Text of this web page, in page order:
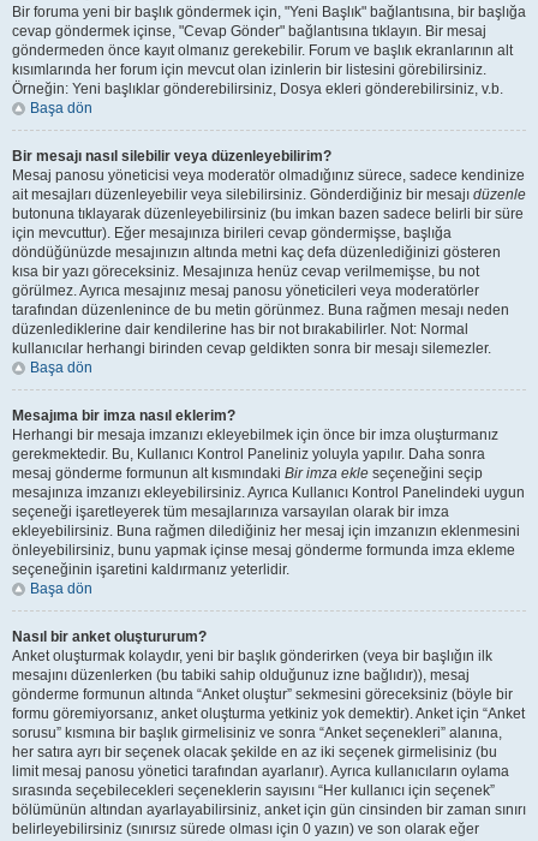
Bir foruma yeni bir başlık göndermek için, "Yeni Başlık" bağlantısına, bir başlığa
cevap göndermek içinse, "Cevap Gönder" bağlantısına tıklayın. Bir mesaj
göndermeden önce kayıt olmanız gerekebilir. Forum ve başlık ekranlarının alt
kısımlarında her forum için mevcut olan izinlerin bir listesini görebilirsiniz.
Örneğin: Yeni başlıklar gönderebilirsiniz, Dosya ekleri gönderebilirsiniz, v.b.
Başa dön
Bir mesajı nasıl silebilir veya düzenleyebilirim?
Mesaj panosu yöneticisi veya moderatör olmadığınız sürece, sadece kendinize
ait mesajları düzenleyebilir veya silebilirsiniz. Gönderdiğiniz bir mesajı düzenle
butonuna tıklayarak düzenleyebilirsiniz (bu imkan bazen sadece belirli bir süre
için mevcuttur). Eğer mesajınıza birileri cevap göndermişse, başlığa
döndüğünüzde mesajınızın altında metni kaç defa düzenlediğinizi gösteren
kısa bir yazı göreceksiniz. Mesajınıza henüz cevap verilmemişse, bu not
görülmez. Ayrıca mesajınız mesaj panosu yöneticileri veya moderatörler
tarafından düzenlenince de bu metin görünmez. Buna rağmen mesajı neden
düzenlediklerine dair kendilerine has bir not bırakabilirler. Not: Normal
kullanıcılar herhangi birinden cevap geldikten sonra bir mesajı silemezler.
Başa dön
Mesajıma bir imza nasıl eklerim?
Herhangi bir mesaja imzanızı ekleyebilmek için önce bir imza oluşturmanız
gerekmektedir. Bu, Kullanıcı Kontrol Paneliniz yoluyla yapılır. Daha sonra
mesaj gönderme formunun alt kısmındaki Bir imza ekle seçeneğini seçip
mesajınıza imzanızı ekleyebilirsiniz. Ayrıca Kullanıcı Kontrol Panelindeki uygun
seçeneği işaretleyerek tüm mesajlarınıza varsayılan olarak bir imza
ekleyebilirsiniz. Buna rağmen dilediğiniz her mesaj için imzanızın eklenmesini
önleyebilirsiniz, bunu yapmak içinse mesaj gönderme formunda imza ekleme
seçeneğinin işaretini kaldırmanız yeterlidir.
Başa dön
Nasıl bir anket oluştururum?
Anket oluşturmak kolaydır, yeni bir başlık gönderirken (veya bir başlığın ilk
mesajını düzenlerken (bu tabiki sahip olduğunuz izne bağlıdır)), mesaj
gönderme formunun altında “Anket oluştur” sekmesini göreceksiniz (böyle bir
formu göremiyorsanız, anket oluşturma yetkiniz yok demektir). Anket için “Anket
sorusu” kısmına bir başlık girmelisiniz ve sonra “Anket seçenekleri” alanına,
her satıra ayrı bir seçenek olacak şekilde en az iki seçenek girmelisiniz (bu
limit mesaj panosu yönetici tarafından ayarlanır). Ayrıca kullanıcıların oylama
sırasında seçebilecekleri seçeneklerin sayısını “Her kullanıcı için seçenek”
bölümünün altından ayarlayabilirsiniz, anket için gün cinsinden bir zaman sınırı
belirleyebilirsiniz (sınırsız sürede olması için 0 yazın) ve son olarak eğer